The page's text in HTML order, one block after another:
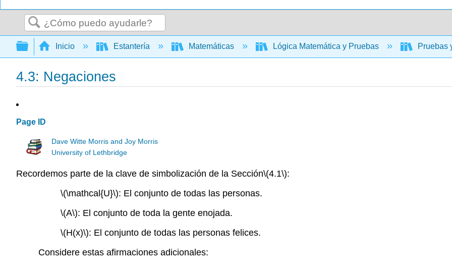
Buscar
Expandir/contraer jerarquía global
Inicio Estantería Matemáticas Lógica Matemática y Pruebas Pruebas
4.3: Negaciones
Page ID
Dave Witte Morris and Joy Morris
University of Lethbridge
Recordemos parte de la clave de simbolización de la Sección\(4.1\):
\(\mathcal{U}\): El conjunto de todas las personas.
\(A\): El conjunto de toda la gente enojada.
\(H(x)\): El conjunto de todas las personas felices.
Considere estas afirmaciones adicionales: